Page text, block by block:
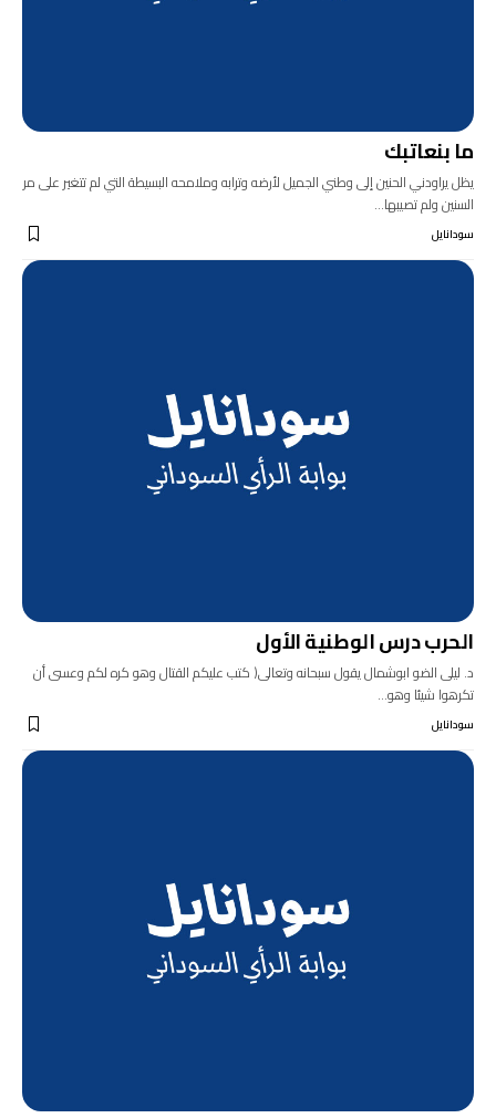
ما بنعاتبك
يظل يراودني الحنين إلى وطني الجميل لأرضه وترابه وملامحه البسيطة التي لم تتغير على مر
السنين ولم تصيبها…
سودانايل
الحرب درس الوطنية الأول
د. ليلى الضو ابوشمال يقول سبحانه وتعالى( كتب عليكم القتال وهو كره لكم وعسى أن
تكرهوا شيئا وهو…
سودانايل